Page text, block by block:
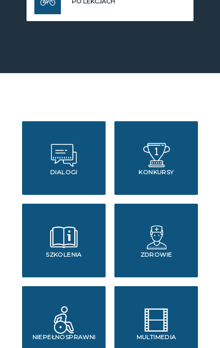
DIALOGI KONKURSY
SZKOLENIA ZDROWIE
NIEPEŁNOSPRAWNI MULTIMEDIA